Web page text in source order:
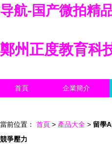
导航-国产微拍精
鄭州正度教育科
首頁 企業簡介
當前位置： 首頁 > 產品大全 > 留學
競爭壓力